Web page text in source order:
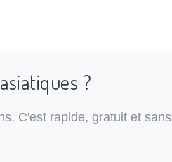
?
C'est rapide, gratuit et sans